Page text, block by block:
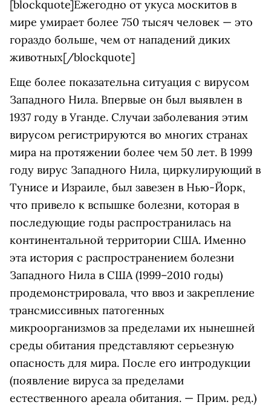
[blockquote]Ежегодно от укуса москитов в
мире умирает более 750 тысяч человек — это
гораздо больше, чем от нападений диких
животных[/blockquote]
Еще более показательна ситуация с вирусом
Западного Нила. Впервые он был выявлен в
1937 году в Уганде. Случаи заболевания этим
вирусом регистрируются во многих странах
мира на протяжении более чем 50 лет. В 1999
году вирус Западного Нила, циркулирующий в
Тунисе и Израиле, был завезен в Нью-Йорк,
что привело к вспышке болезни, которая в
последующие годы распространилась на
континентальной территории США. Именно
эта история с распространением болезни
Западного Нила в США (1999–2010 годы)
продемонстрировала, что ввоз и закрепление
трансмиссивных патогенных
микроорганизмов за пределами их нынешней
среды обитания представляют серьезную
опасность для мира. После его интродукции
(появление вируса за пределами
естественного ареала обитания. — Прим. ред.)